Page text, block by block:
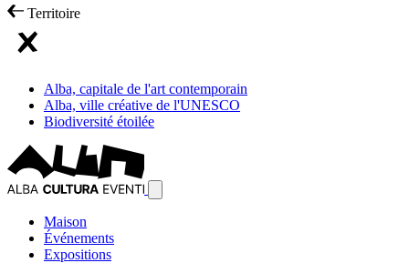
Territoire
Alba, capitale de l'art contemporain
Alba, ville créative de l'UNESCO
Biodiversité étoilée
Maison
Événements
Expositions